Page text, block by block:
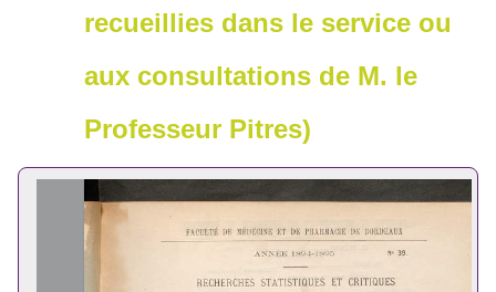
recueillies dans le service ou
aux consultations de M. le
Professeur Pitres)